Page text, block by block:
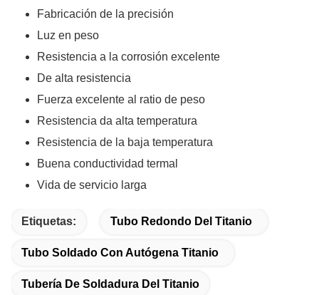
Fabricación de la precisión
Luz en peso
Resistencia a la corrosión excelente
De alta resistencia
Fuerza excelente al ratio de peso
Resistencia da alta temperatura
Resistencia de la baja temperatura
Buena conductividad termal
Vida de servicio larga
Etiquetas: Tubo Redondo Del Titanio
Tubo Soldado Con Autógena Titanio
Tubería De Soldadura Del Titanio